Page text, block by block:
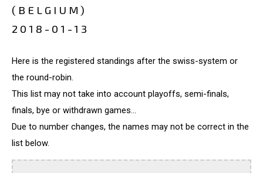
(BELGIUM)
2018-01-13
Here is the registered standings after the swiss-system or
the round-robin.
This list may not take into account playoffs, semi-finals,
finals, bye or withdrawn games...
Due to number changes, the names may not be correct in the
list below.